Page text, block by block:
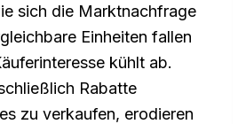
sich die Marktnachfrage
Einheiten fallen
kühlt ab.
Rabatte
zu verkaufen, erodieren